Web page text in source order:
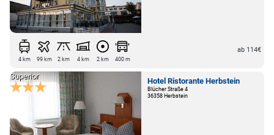
4 km 99 km 2 km 4 km 2 km 400 m
ab 114€
Hotel Ristorante Herbstein
Blücher Straße 4
36358 Herbstein
Superior